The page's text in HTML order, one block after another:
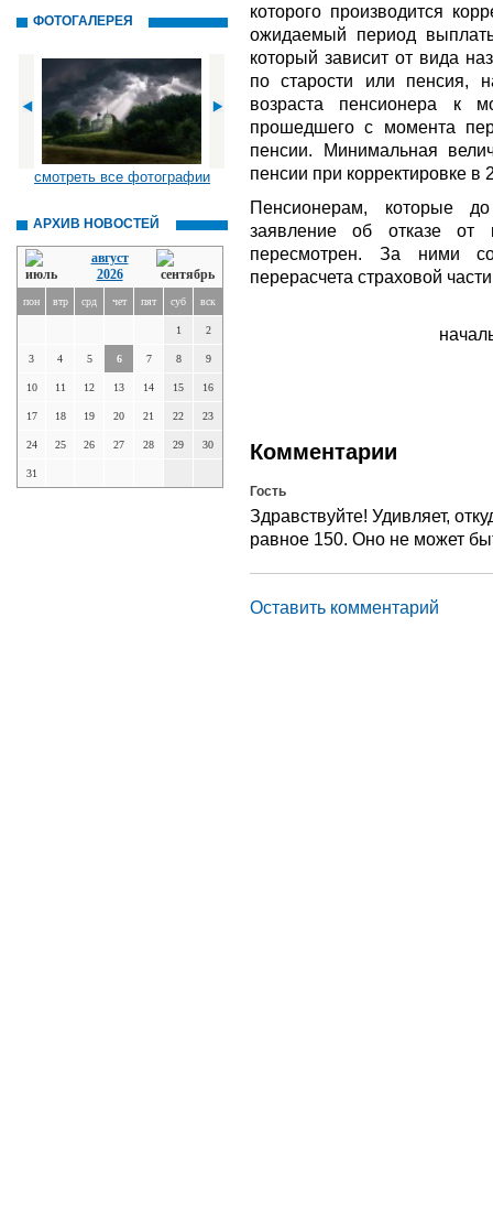
ФОТОГАЛЕРЕЯ
смотреть все фотографии
АРХИВ НОВОСТЕЙ
август
2026
пон втр срд чет пят суб вск
1 2
3 4 5 6 7 8 9
10 11 12 13 14 15 16
17 18 19 20 21 22 23
24 25 26 27 28 29 30
31
которого производится
ожидаемый период
который зависит от вида
по старости или пенсия,
возраста пенсионера к
прошедшего с момента
пенсии. Минимальная
пенсии при корректировке в
Пенсионерам, которые
заявление об отказе от
пересмотрен. За ними
перерасчета страховой
Комментарии
Гость
Здравствуйте! Удивляет,
равное 150. Оно не может
Оставить комментарий